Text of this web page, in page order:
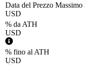
Data del Prezzo Massimo
USD
% da ATH
USD
% fino al ATH
USD